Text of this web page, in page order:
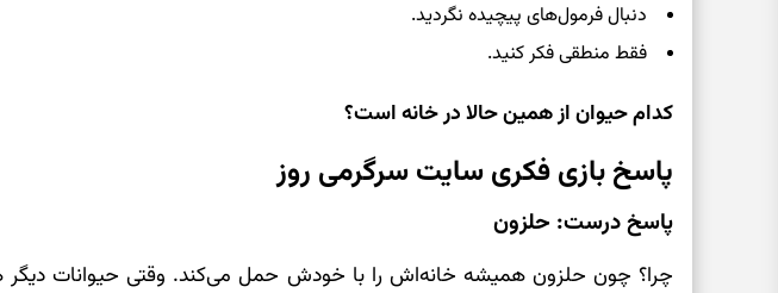
دنبال فرمول‌های پیچیده نگردید.
فقط منطقی فکر کنید.
کدام حیوان از همین حالا در خانه است؟
پاسخ بازی فکری سایت سرگرمی روز
پاسخ درست: حلزون
چرا؟ چون حلزون همیشه خانه‌اش را با خودش حمل می‌کند. وقتی حیوانات دیگر